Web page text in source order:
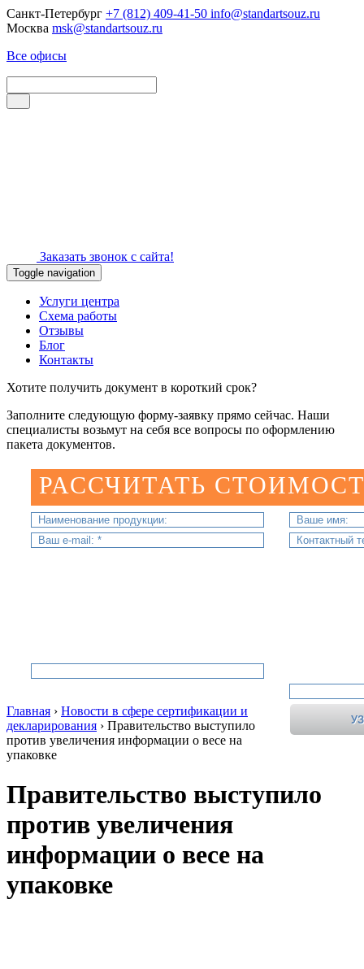
Санкт-Петербург +7 (812) 409-41-50 info@standartsouz.ru
Москва msk@standartsouz.ru
Все офисы
Заказать звонок с сайта!
Toggle navigation
Услуги центра
Схема работы
Отзывы
Блог
Контакты
Хотите получить документ в короткий срок?
Заполните следующую форму-заявку прямо сейчас. Наши
специалисты возьмут на себя все вопросы по оформлению
пакета документов.
РАССЧИТАТЬ
Главная › Новости в сфере сертификации и
декларирования › Правительство выступило
против увеличения информации о весе на
упаковке
Правительство выступило
против увеличения
информации о весе на
упаковке